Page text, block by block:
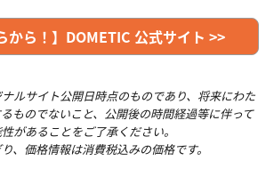
から！】DOMETIC 公式サイト >>
ルサイト公開日時点のものであり、将来にわた
ものでないこと、公開後の時間経過等に伴って
があることをご了承ください。
、価格情報は消費税込みの価格です。